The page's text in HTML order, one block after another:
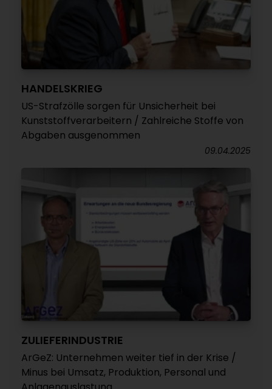
HANDELSKRIEG
US-Strafzölle sorgen für Unsicherheit bei
Kunststoffverarbeitern / Zahlreiche Stoffe von
Abgaben ausgenommen
09.04.2025
ZULIEFERINDUSTRIE
ArGeZ: Unternehmen weiter tief in der Krise /
Minus bei Umsatz, Produktion, Personal und